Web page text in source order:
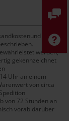
ggf.
werden,
gekennzeichnet
Uhr an einem
von circa
von 72 Stunden an
vorab darüber